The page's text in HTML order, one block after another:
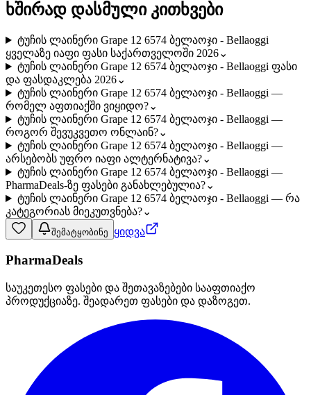
ხშირად დასმული კითხვები
ტუჩის ლაინერი Grape 12 6574 ბელაოჯი - Bellaoggi
ყველაზე იაფი ფასი საქართველოში 2026⌄
ტუჩის ლაინერი Grape 12 6574 ბელაოჯი - Bellaoggi ფასი
და ფასდაკლება 2026⌄
ტუჩის ლაინერი Grape 12 6574 ბელაოჯი - Bellaoggi —
რომელ აფთიაქში ვიყიდო?⌄
ტუჩის ლაინერი Grape 12 6574 ბელაოჯი - Bellaoggi —
როგორ შევუკვეთო ონლაინ?⌄
ტუჩის ლაინერი Grape 12 6574 ბელაოჯი - Bellaoggi —
არსებობს უფრო იაფი ალტერნატივა?⌄
ტუჩის ლაინერი Grape 12 6574 ბელაოჯი - Bellaoggi —
PharmaDeals-ზე ფასები განახლებულია?⌄
ტუჩის ლაინერი Grape 12 6574 ბელაოჯი - Bellaoggi — რა
კატეგორიას მიეკუთვნება?⌄
შემატყობინე ყიდვა
PharmaDeals
საუკეთესო ფასები და შეთავაზებები სააფთიაქო
პროდუქციაზე. შეადარეთ ფასები და დაზოგეთ.